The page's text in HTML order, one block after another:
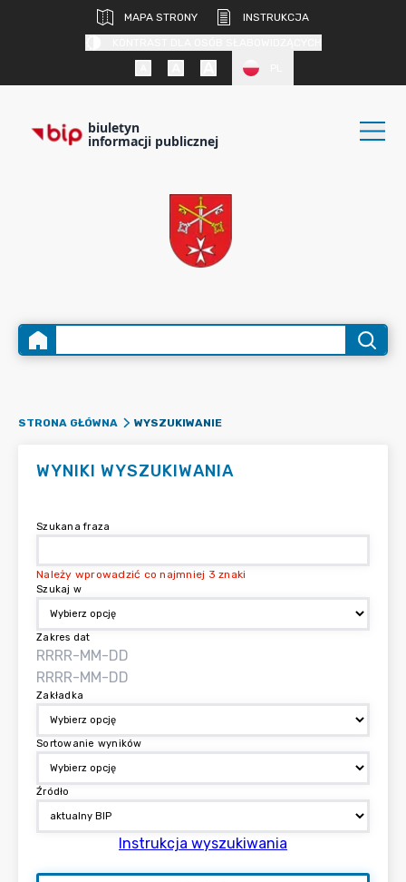
MAPA STRONY
INSTRUKCJA
biuletyn
informacji publicznej
STRONA GŁÓWNA WYSZUKIWANIE
WYNIKI WYSZUKIWANIA
Szukana fraza
Należy wprowadzić co najmniej 3 znaki
Szukaj w
Zakres dat
Zakładka
Sortowanie wyników
Źródło
Instrukcja wyszukiwania